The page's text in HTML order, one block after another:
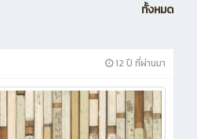
ทั้งหมด
12 ปี ที่ผ่านมา